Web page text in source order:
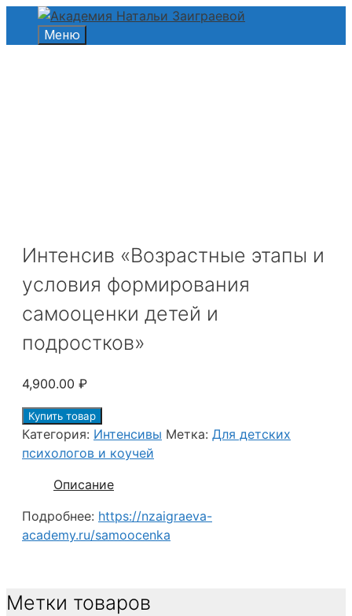
Перейти
Меню
Интенсив «Возрастные этапы и
условия формирования
самооценки детей и
подростков»
4,900.00 ₽
Купить товар
Категория: Интенсивы Метка: Для детских
психологов и коучей
Описание
Подробнее: https://nzaigraeva-
academy.ru/samoocenka
Метки товаров